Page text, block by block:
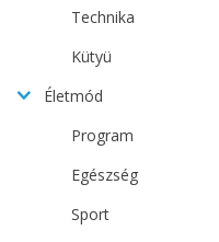
Technika
Kütyü
Életmód
Program
Egészség
Sport